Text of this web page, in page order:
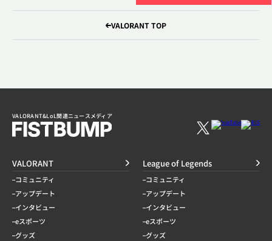
VALORANT TOP
VALORANT&LoL関連ニュースメディア
VALORANT
コミュニティ
アップデート
インタビュー
eスポーツ
グッズ
League of Legends
コミュニティ
アップデート
インタビュー
eスポーツ
グッズ